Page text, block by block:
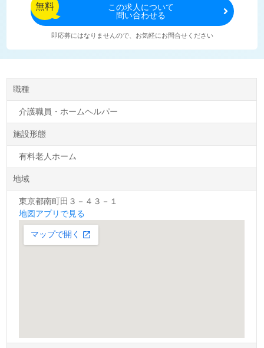
無料 この求人について
問い合わせる
即応募にはなりませんので、お気軽にお問合せください
職種
介護職員・ホームヘルパー
施設形態
有料老人ホーム
地域
東京都南町田３－４３－１
地図アプリで見る